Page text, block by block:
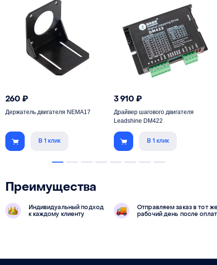
260₽
Держатель двигателя NEMA17
В 1 клик
3 910₽
Драйвер шагового двигателя
Leadshine DM422
В 1 клик
Преимущества
Индивидуальный подход
к каждому клиенту
Отправляем заказ в тот
рабочий день после